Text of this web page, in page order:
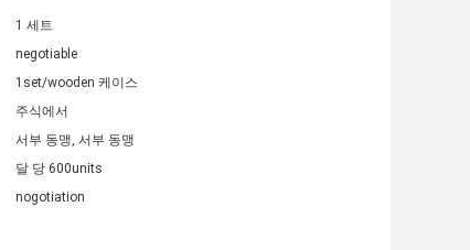
1 세트
negotiable
1set/wooden 케이스
주식에서
서부 동맹, 서부 동맹
달 당 600units
nogotiation